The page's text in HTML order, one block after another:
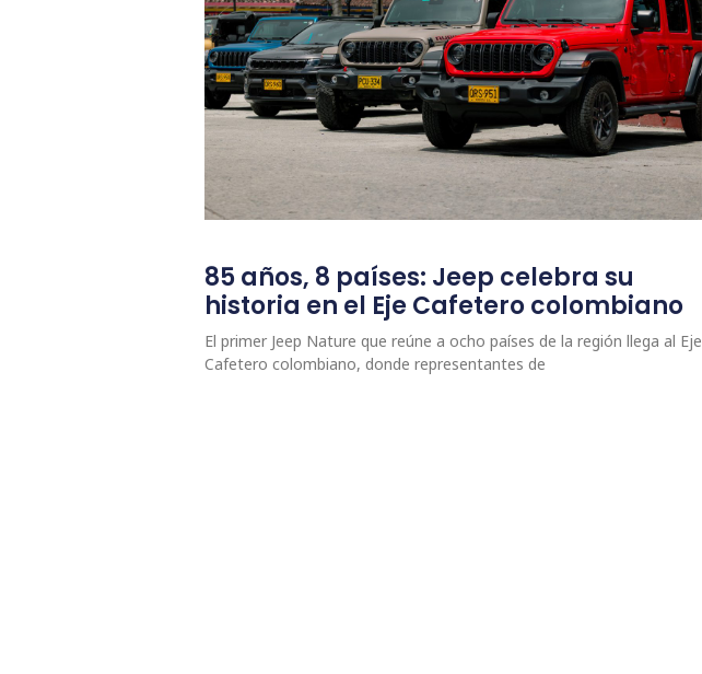
85 años, 8 países: Jeep celebra su
historia en el Eje Cafetero colombiano
El primer Jeep Nature que reúne a ocho países de la región llega al Eje
Cafetero colombiano, donde representantes de